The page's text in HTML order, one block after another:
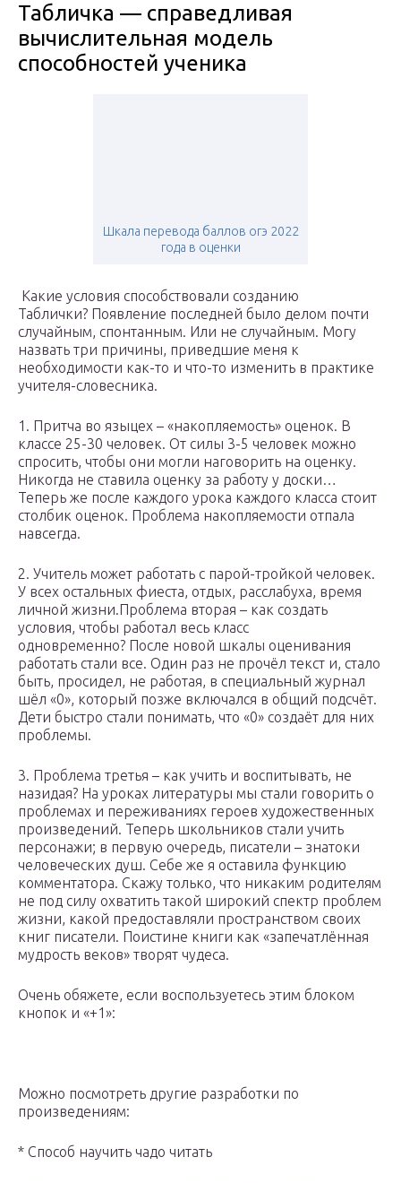
Табличка — справедливая
вычислительная модель
способностей ученика
Шкала перевода баллов огэ 2022
года в оценки
Какие условия способствовали созданию
Таблички? Появление последней было делом почти
случайным, спонтанным. Или не случайным. Могу
назвать три причины, приведшие меня к
необходимости как-то и что-то изменить в практике
учителя-словесника.
1. Притча во языцех – «накопляемость» оценок. В
классе 25-30 человек. От силы 3-5 человек можно
спросить, чтобы они могли наговорить на оценку.
Никогда не ставила оценку за работу у доски…
Теперь же после каждого урока каждого класса стоит
столбик оценок. Проблема накопляемости отпала
навсегда.
2. Учитель может работать с парой-тройкой человек.
У всех остальных фиеста, отдых, расслабуха, время
личной жизни.Проблема вторая – как создать
условия, чтобы работал весь класс
одновременно? После новой шкалы оценивания
работать стали все. Один раз не прочёл текст и, стало
быть, просидел, не работая, в специальный журнал
шёл «0», который позже включался в общий подсчёт.
Дети быстро стали понимать, что «0» создаёт для них
проблемы.
3. Проблема третья – как учить и воспитывать, не
назидая? На уроках литературы мы стали говорить о
проблемах и переживаниях героев художественных
произведений. Теперь школьников стали учить
персонажи; в первую очередь, писатели – знатоки
человеческих душ. Себе же я оставила функцию
комментатора. Скажу только, что никаким родителям
не под силу охватить такой широкий спектр проблем
жизни, какой предоставляли пространством своих
книг писатели. Поистине книги как «запечатлённая
мудрость веков» творят чудеса.
Очень обяжете, если воспользуетесь этим блоком
кнопок и «+1»:
Можно посмотреть другие разработки по
произведениям:
* Способ научить чадо читать